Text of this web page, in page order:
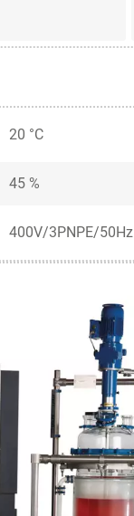
20 °C
45 %
400V/3PNPE/50Hz